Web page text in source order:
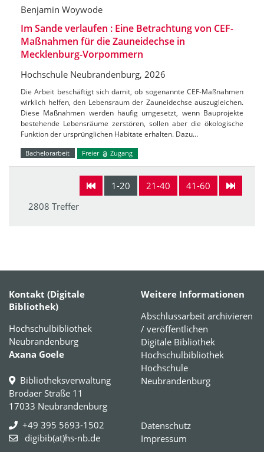
Benjamin Woywode
Im Sande verlaufen : Eine Betrachtung von CEF-
Maßnahmen für die Zauneidechse in
Mecklenburg-Vorpommern
Hochschule Neubrandenburg, 2026
Die Arbeit beschäftigt sich damit, ob sogenannte CEF-Maßnahmen
wirklich helfen, den Lebensraum der Zauneidechse auszugleichen.
Diese Maßnahmen werden häufig umgesetzt, wenn Bauprojekte
bestehende Lebensräume zerstören, sollen aber die ökologische
Funktion der ursprünglichen Habitate erhalten. Dazu…
Bachelorarbeit Freier Zugang
1-20 21-40
41-60
2808 Treffer
Kontakt (Digitale
Bibliothek)
Hochschulbibliothek
Neubrandenburg
Axana Goele
Bibliotheksverwaltung
Brodaer Straße 11
17033 Neubrandenburg
+49 395 5693-1502
digibib(at)hs-nb.de
Weitere Informationen
Abschlussarbeit archivieren
/ veröffentlichen
Digitale Bibliothek
Hochschulbibliothek
Hochschule
Neubrandenburg
Datenschutz
Impressum